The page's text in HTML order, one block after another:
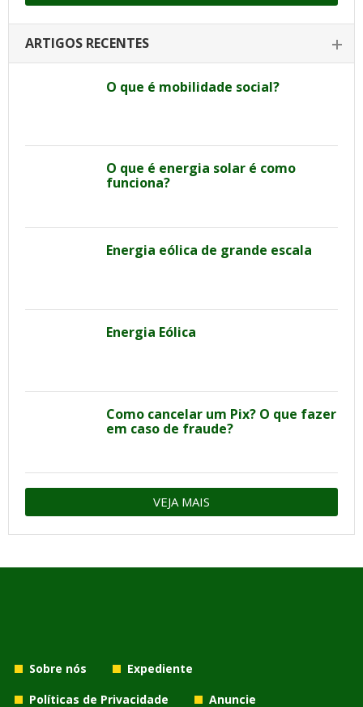
ARTIGOS RECENTES
O que é mobilidade social?
O que é energia solar é como
funciona?
Energia eólica de grande escala
Energia Eólica
Como cancelar um Pix? O que fazer
em caso de fraude?
VEJA MAIS
Sobre nós
Expediente
Políticas de Privacidade
Anuncie